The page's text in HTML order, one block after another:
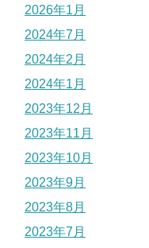
2026年1月
2024年7月
2024年2月
2024年1月
2023年12月
2023年11月
2023年10月
2023年9月
2023年8月
2023年7月